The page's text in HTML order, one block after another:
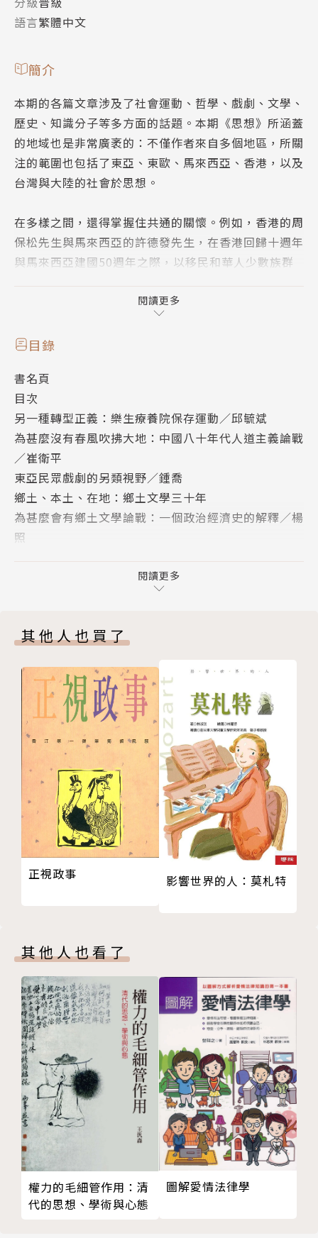
語言繁體中文
簡介
本期的各篇文章涉及了社會運動、哲學、戲劇、文學、
歷史、知識分子等多方面的話題。本期《思想》所涵蓋
的地域也是非常廣袤的：不僅作者來自多個地區，所關
注的範圍也包括了東亞、東歐、馬來西亞、香港，以及
台灣與大陸的社會於思想。
在多樣之間，還得掌握住共通的關懷。例如，香港的周
保松先生與馬來西亞的許德發先生，在香港回歸十週年
與馬來西亞建國50週年之際，以移民和華人少數族群
艱難。幾乎所有的華人社會，都面對著政治認同∕政治
身分的困擾。困擾或許來自外力的壓迫和切割，來自移
民史、殖民史的糾纏，或許來自制度的扭曲剝削，而華
同的基礎相對比較貧乏。種種因素使然，「公民」的身
分在各個華人社會裡都顯得孱弱，公共生活難免受制於
更保守（例如族群、同胞）、被動（例如國民、選
民）、更為「去政治化」而消極（例如經濟、科技）的
原則。在華人社會尋找公共生活的新原則、新價值，應
該是這個歷史新時期的一項當務之急。
這裡所謂「歷史新時期」，並不是一個空洞的應景字
眼。在全球冷戰形勢退潮之後，一個以本土在地化、中
已經繼之而起，支配著這整個區域。從這個比較複雜的
著好幾種可能的發展方向，日後台灣將會有所選擇和捨
它的歷史意義是值得玩味的。本期專輯的三篇文章，均
出自在行名家手筆，不過他們的視野迥異、意見紛歧，
各自論點的實踐意義更是南轅北轍，其間的出入，充分
反映著台灣面對自己、面對中國大陸、也面對周遭世界
時的嚮往與困惑，特別值得讀者仔細領略。
可是歷史豈真有從舊到新的線性俐落發展？金雁女士告
訴我們，前蘇東社會在丟棄共產主義之後，並沒有奔向
資本主義現代性的樂園，反而出現了一種前現代、現代
與後現代交織的局面。崔衛平女士則一反最近將大陸1
980年代浪漫化的趨勢，重現當年中國黨內關於「異
現代性的爭議。崔衛平惋惜1980年代的辯論遭到壓制
和遺忘，徒然剝奪了後起者的一項反思的資源。不錯，
到今天，還有不少人在認真摸索馬克思主義本身的批判
資源。不過，「人」或者「人道主義」在今天的論敵，
已經不止於斯大林官僚主義、純粹階級論、或者唯生產
力論，而更包括了各種前∕後現代的「反人道主義
者」。但是，在「人」之外，有代替的價值之源嗎？可
是，傳統的「人」這個概念真不嫌偏狹嗎？重新經營
「人」的含意與地位，挖掘其中社會批判的能量（包括
對於狹隘人文主義的批判），顯然是另一件當務之急。
另外，本期還拓闢了一個新的欄目，題為「思想鉤
沉」，供作者以短文追述一些可能已遭時間湮沒遺忘的
人物、話題與作品。歡迎各位有心的朋友多參與。
閱讀更多
目錄
書名頁
目次
另一種轉型正義：樂生療養院保存運動／邱毓斌
為甚麼沒有春風吹拂大地：中國八十年代人道主義論戰
／崔衛平
東亞民眾戲劇的另類視野／鍾喬
鄉土、本土、在地：鄉土文學三十年
為甚麼會有鄉土文學論戰：一個政治經濟史的解釋／楊
照
我的接近中國之路：三十年後反思鄉土文學運動／呂正
兩岸史學與史家：羅志田訪談／王震邦
托洛茨基與野蘭花：我的自述／羅逖（Richard Rort
y） 單德興譯
羅逖訪台始末：一個思想傳播的個案記述／單德興
思想狀況
活在香港：一個人的移民史／周保松
華人、建國與解放：馬來西亞獨立50週年的再思考／
底層話語與大陸知識份子的內部分裂／唐小兵
後共產主義社會的現代、前現代、後現代困惑／金雁
思想鉤沉
戲劇兩則／嚴搏非
前言／趙鼎新
思想采風
布萊克本論布希亞／劉俊麟
英國馬克思主義／陳瑋鴻
人類學家瑪麗道格拉斯去世／鍾大智
致讀者
版權頁
封底
閱讀更多
其他人也買了
正視政事 影響世界的人：莫札特
其他人也看了
權力的毛細管作用：清
代的思想、學術與心態
圖解愛情法律學